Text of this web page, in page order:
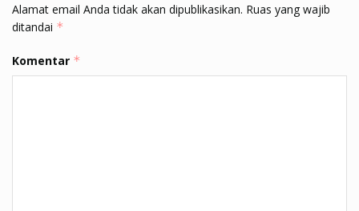
Alamat email Anda tidak akan dipublikasikan. Ruas yang wajib
ditandai *
Komentar *